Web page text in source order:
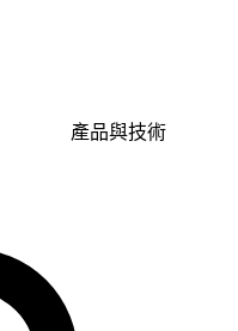
產品與技術